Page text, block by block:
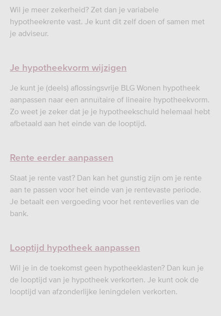
Wil je meer zekerheid? Zet dan je variabele
hypotheekrente vast. Je kunt dit zelf doen of samen met
je adviseur.
Je hypotheekvorm wijzigen
Je kunt je (deels) aflossingsvrije BLG Wonen hypotheek
aanpassen naar een annuïtaire of lineaire hypotheekvorm.
Zo weet je zeker dat je je hypotheekschuld helemaal hebt
afbetaald aan het einde van de looptijd.
Rente eerder aanpassen
Staat je rente vast? Dan kan het gunstig zijn om je rente
aan te passen voor het einde van je rentevaste periode.
Je betaalt een vergoeding voor het renteverlies van de
bank.
Looptijd hypotheek aanpassen
Wil je in de toekomst geen hypotheeklasten? Dan kun je
de looptijd van je hypotheek verkorten. Je kunt ook de
looptijd van afzonderlijke leningdelen verkorten.